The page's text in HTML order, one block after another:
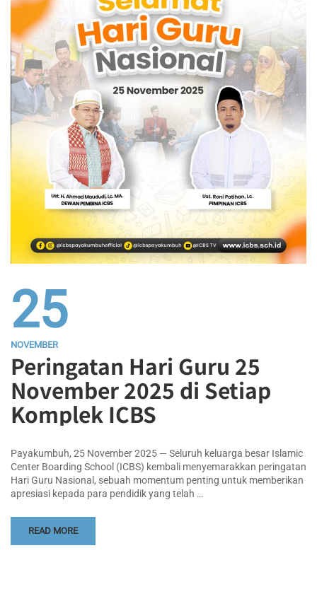
25
NOVEMBER
Peringatan Hari Guru 25
November 2025 di Setiap
Komplek ICBS
Payakumbuh, 25 November 2025 — Seluruh keluarga besar Islamic
Center Boarding School (ICBS) kembali menyemarakkan peringatan
Hari Guru Nasional, sebuah momentum penting untuk memberikan
apresiasi kepada para pendidik yang telah …
READ MORE